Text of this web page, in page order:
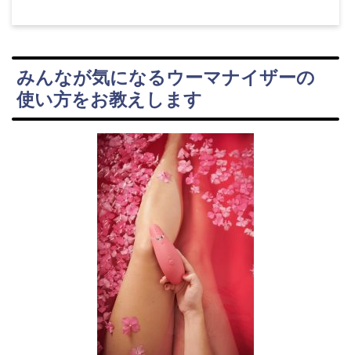
みんなが気になるウーマナイザーの
使い方をお教えします